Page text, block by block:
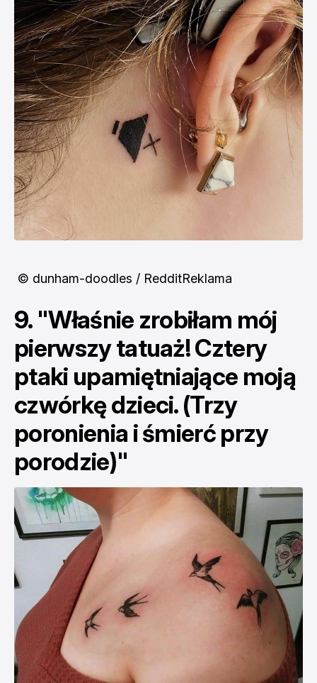
© dunham-doodles / RedditReklama
9. "Właśnie zrobiłam mój
pierwszy tatuaż! Cztery
ptaki upamiętniające moją
czwórkę dzieci. (Trzy
poronienia i śmierć przy
porodzie)"